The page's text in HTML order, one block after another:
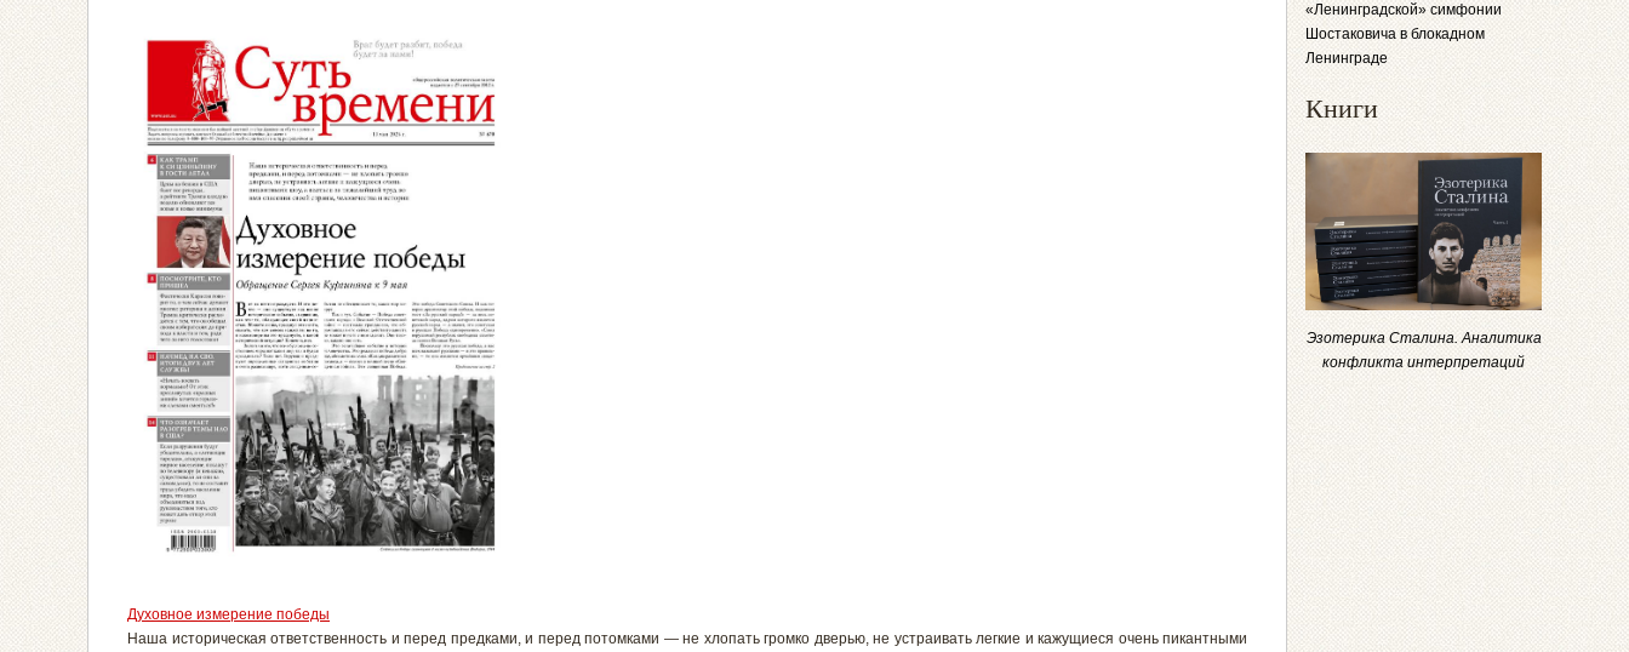
Духовное измерение победы
Наша историческая ответственность и перед предками, и перед потомками — не хлопать громко дверью, не устраивать легкие и кажущиеся очень пикантными
«Ленинградской» симфонии
Шостаковича в блокадном
Ленинграде
Книги
Эзотерика Сталина. Аналитика
конфликта интерпретаций